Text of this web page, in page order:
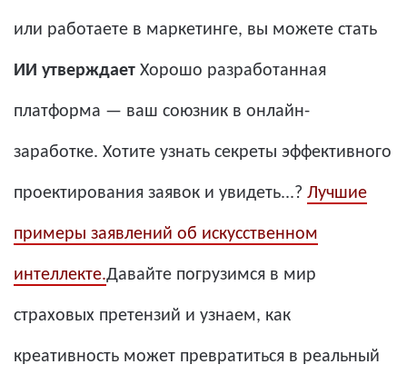
или работаете в маркетинге, вы можете стать
ИИ утверждает Хорошо разработанная
платформа — ваш союзник в онлайн-
заработке. Хотите узнать секреты эффективного
проектирования заявок и увидеть...? Лучшие
примеры заявлений об искусственном
интеллекте.Давайте погрузимся в мир
страховых претензий и узнаем, как
креативность может превратиться в реальный